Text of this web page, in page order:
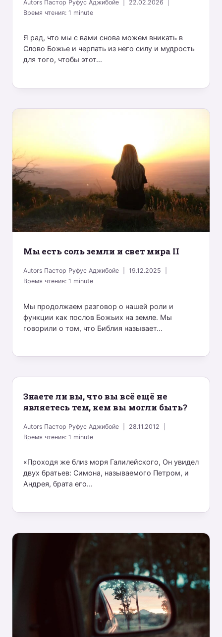
Autors Пастор Руфус Аджибойе
22.02.2026
Время чтения:1 minute
Я рад, что мы с вами снова можем вникать в
Слово Божье и черпать из него силу и мудрость
для того, чтобы этот...
Мы есть соль земли и свет мира II
Autors Пастор Руфус Аджибойе
19.12.2025
Время чтения:1 minute
Мы продолжаем разговор о нашей роли и
функции как послов Божьих на земле. Мы
говорили о том, что Библия называет...
Знаете ли вы, что вы всё ещё не
являетесь тем, кем вы могли быть?
Autors Пастор Руфус Аджибойе
28.11.2012
Время чтения:1 minute
«Проходя же близ моря Галилейского, Он увидел
двух братьев: Симона, называемого Петром, и
Андрея, брата его...